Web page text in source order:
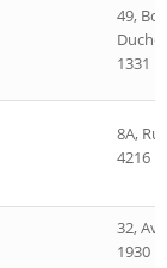
49,
1331
8A,
4216
32,
1930